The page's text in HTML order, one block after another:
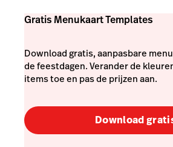
Gratis Menukaart Templates
Download gratis, aanpasbare
de feestdagen. Verander de
items toe en pas de prijzen aan.
Download